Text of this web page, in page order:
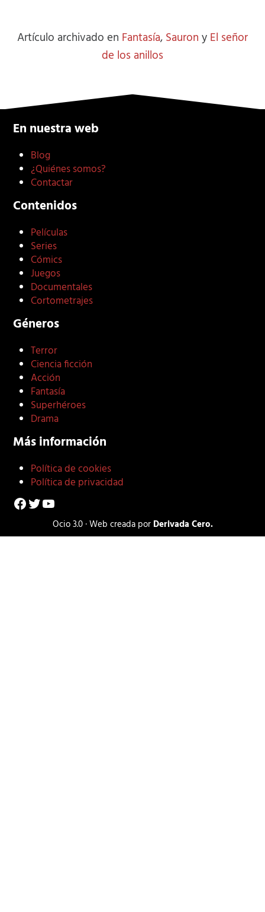
Artículo archivado en Fantasía, Sauron y El señor
de los anillos
En nuestra web
Blog
¿Quiénes somos?
Contactar
Contenidos
Películas
Series
Cómics
Juegos
Documentales
Cortometrajes
Géneros
Terror
Ciencia ficción
Acción
Fantasía
Superhéroes
Drama
Más información
Política de cookies
Política de privacidad
Facebook
Twitter
YouTube
Ocio 3.0 · Web creada por Derivada Cero.